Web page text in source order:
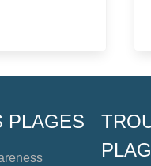
PLAGES